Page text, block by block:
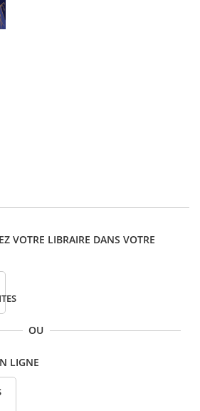
VOTRE LIBRAIRE DANS VOTRE
OU
LIGNE